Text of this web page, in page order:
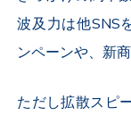
波及力は他SNS
ンペーンや、新
ただし拡散スピ